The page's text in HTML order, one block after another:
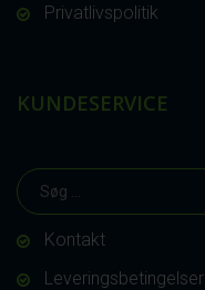
Privatlivspolitik
KUNDESERVICE
Kontakt
Leveringsbetingelser